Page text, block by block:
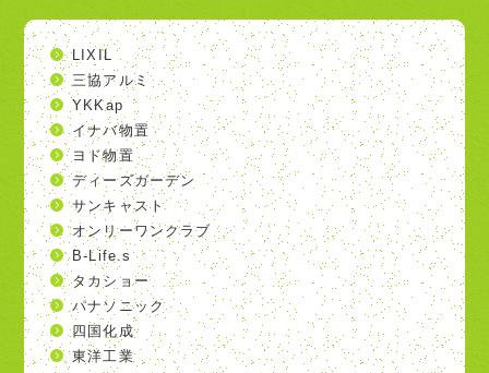
LIXIL
三協アルミ
YKKap
イナバ物置
ヨド物置
ディーズガーデン
サンキャスト
オンリーワンクラブ
B-Life.s
タカショー
パナソニック
四国化成
東洋工業